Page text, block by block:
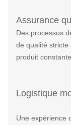
Assurance
Des processus
de qualité
produit
Logistique
Une expérience